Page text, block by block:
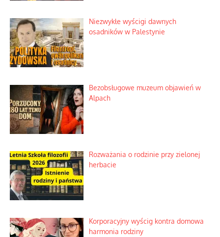
Niezwykłe wyścigi dawnych
osadników w Palestynie
Bezobsługowe muzeum objawień w
Alpach
Rozważania o rodzinie przy zielonej
herbacie
Korporacyjny wyścig kontra domowa
harmonia rodziny